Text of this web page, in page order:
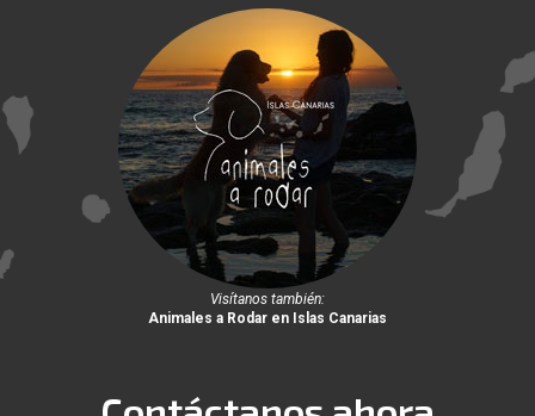
Visítanos también:
Animales a Rodar en Islas Canarias